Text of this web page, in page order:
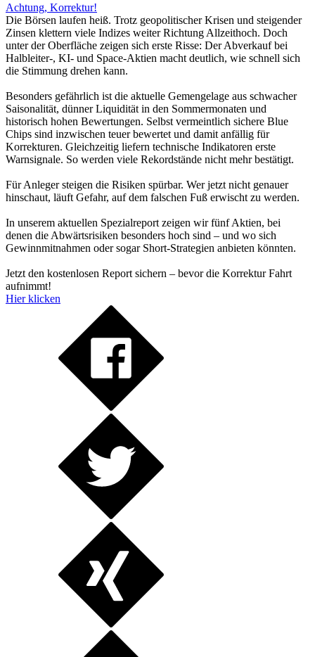
Achtung, Korrektur!
Die Börsen laufen heiß. Trotz geopolitischer Krisen und steigender
Zinsen klettern viele Indizes weiter Richtung Allzeithoch. Doch
unter der Oberfläche zeigen sich erste Risse: Der Abverkauf bei
Halbleiter-, KI- und Space-Aktien macht deutlich, wie schnell sich
die Stimmung drehen kann.
Besonders gefährlich ist die aktuelle Gemengelage aus schwacher
Saisonalität, dünner Liquidität in den Sommermonaten und
historisch hohen Bewertungen. Selbst vermeintlich sichere Blue
Chips sind inzwischen teuer bewertet und damit anfällig für
Korrekturen. Gleichzeitig liefern technische Indikatoren erste
Warnsignale. So werden viele Rekordstände nicht mehr bestätigt.
Für Anleger steigen die Risiken spürbar. Wer jetzt nicht genauer
hinschaut, läuft Gefahr, auf dem falschen Fuß erwischt zu werden.
In unserem aktuellen Spezialreport zeigen wir fünf Aktien, bei
denen die Abwärtsrisiken besonders hoch sind – und wo sich
Gewinnmitnahmen oder sogar Short-Strategien anbieten könnten.
Jetzt den kostenlosen Report sichern – bevor die Korrektur Fahrt
aufnimmt!
Hier klicken